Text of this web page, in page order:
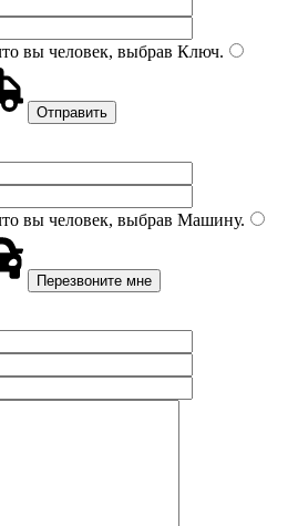
вы человек, выбрав Ключ.
вы человек, выбрав Машину.